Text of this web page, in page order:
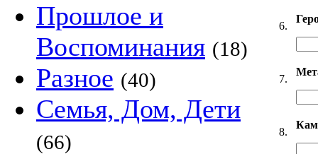
Прошлое и
Воспоминания (18)
Разное (40)
Семья, Дом, Дети
(66)
6.
7.
8.